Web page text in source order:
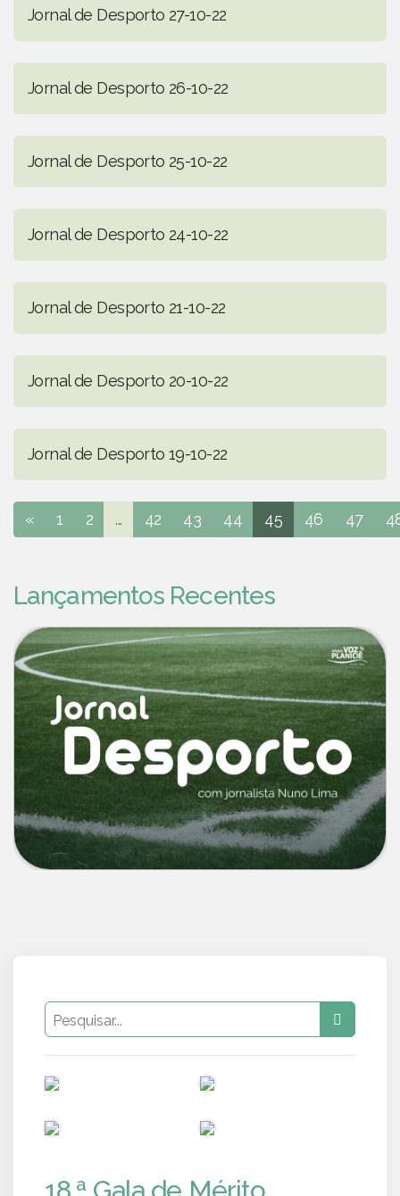
Jornal de Desporto 27-10-22
Jornal de Desporto 26-10-22
Jornal de Desporto 25-10-22
Jornal de Desporto 24-10-22
Jornal de Desporto 21-10-22
Jornal de Desporto 20-10-22
Jornal de Desporto 19-10-22
« 1 2 ... 42 43 44 45 46 47
Lançamentos Recentes